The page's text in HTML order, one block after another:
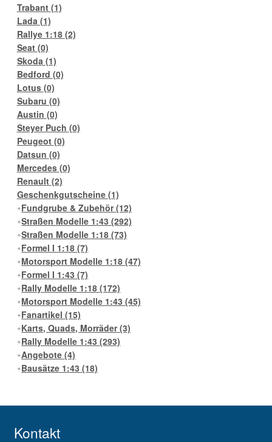
Trabant (1)
Lada (1)
Rallye 1:18 (2)
Seat (0)
Skoda (1)
Bedford (0)
Lotus (0)
Subaru (0)
Austin (0)
Steyer Puch (0)
Peugeot (0)
Datsun (0)
Mercedes (0)
Renault (2)
Geschenkgutscheine (1)
Fundgrube & Zubehör(12)
Straßen Modelle 1:43(292)
Straßen Modelle 1:18(73)
Formel I 1:18(7)
Motorsport Modelle 1:18(47)
Formel I 1:43(7)
Rally Modelle 1:18(172)
Motorsport Modelle 1:43(45)
Fanartikel(15)
Karts, Quads, Morräder(3)
Rally Modelle 1:43(293)
Angebote(4)
Bausätze 1:43(18)
Kontakt